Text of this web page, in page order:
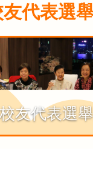
代表選
友代表選